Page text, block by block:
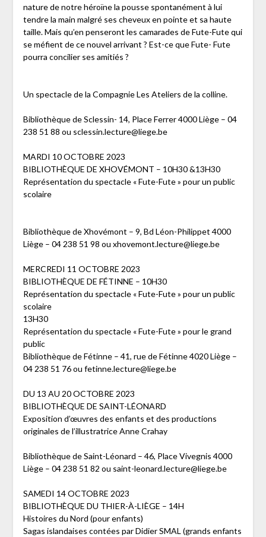
nature de notre héroïne la pousse spontanément à lui
tendre la main malgré ses cheveux en pointe et sa haute
taille. Mais qu’en penseront les camarades de Fute-Fute qui
se méfient de ce nouvel arrivant ? Est-ce que Fute- Fute
pourra concilier ses amitiés ?
Un spectacle de la Compagnie Les Ateliers de la colline.
Bibliothèque de Sclessin- 14, Place Ferrer 4000 Liège – 04
238 51 88 ou sclessin.lecture@liege.be
MARDI 10 OCTOBRE 2023
BIBLIOTHÈQUE DE XHOVÉMONT – 10H30 &13H30
Représentation du spectacle « Fute-Fute » pour un public
scolaire
Bibliothèque de Xhovémont – 9, Bd Léon-Philippet 4000
Liège – 04 238 51 98 ou xhovemont.lecture@liege.be
MERCREDI 11 OCTOBRE 2023
BIBLIOTHÈQUE DE FÉTINNE – 10H30
Représentation du spectacle « Fute-Fute » pour un public
scolaire
13H30
Représentation du spectacle « Fute-Fute » pour le grand
public
Bibliothèque de Fétinne – 41, rue de Fétinne 4020 Liège –
04 238 51 76 ou fetinne.lecture@liege.be
DU 13 AU 20 OCTOBRE 2023
BIBLIOTHÈQUE DE SAINT-LÉONARD
Exposition d’œuvres des enfants et des productions
originales de l’illustratrice Anne Crahay
Bibliothèque de Saint-Léonard – 46, Place Vivegnis 4000
Liège – 04 238 51 82 ou saint-leonard.lecture@liege.be
SAMEDI 14 OCTOBRE 2023
BIBLIOTHÈQUE DU THIER-À-LIÈGE – 14H
Histoires du Nord (pour enfants)
Sagas islandaises contées par Didier SMAL (grands enfants